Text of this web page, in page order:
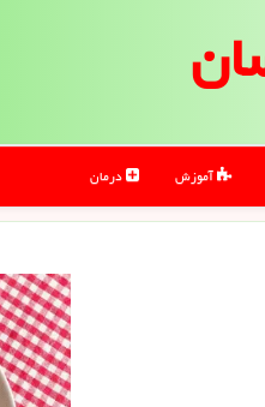
آموزش درمان